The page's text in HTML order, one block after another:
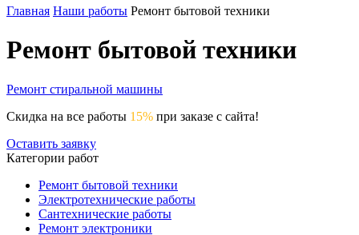
Главная Наши работы Ремонт бытовой техники
Ремонт бытовой техники
Ремонт стиральной машины
Скидка на все работы 15% при заказе с сайта!
Оставить заявку
Категории работ
Ремонт бытовой техники
Электротехнические работы
Сантехнические работы
Ремонт электроники